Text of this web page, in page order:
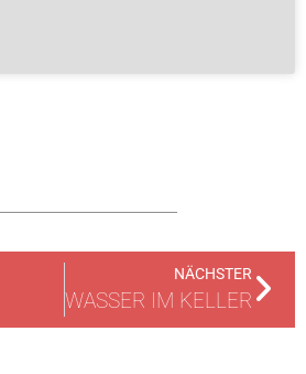
NÄCHSTER
WASSER IM KELLER